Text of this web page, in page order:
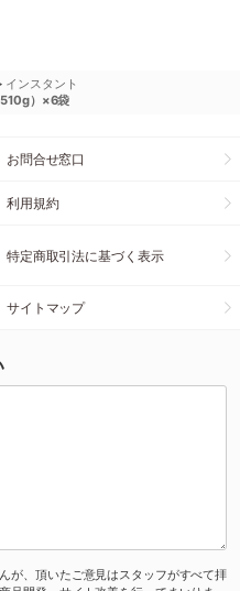
インスタント
510g）×6袋
お問合せ窓口
利用規約
特定商取引法に基づく表示
サイトマップ
が、頂いたご意見はスタッフがすべて拝